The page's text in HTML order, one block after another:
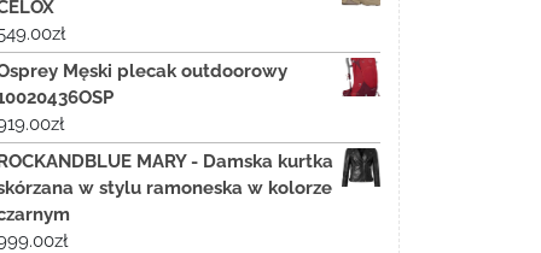
zł
Męski plecak outdoorowy
zł
MARY - Damska kurtka
w stylu ramoneska w kolorze
zł